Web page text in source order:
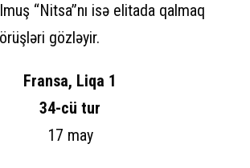
“Nitsa”nı isə elitada qalmaq
gözləyir.
Fransa, Liqa 1
34-cü tur
17 may